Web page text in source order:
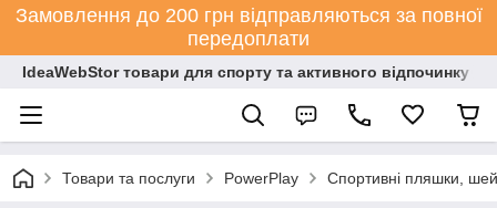
Замовлення до 200 грн відправляються за повної
передоплати
IdeaWebStor товари для спорту та активного відпочинку
Товари та послуги PowerPlay Спортивні пляшки,